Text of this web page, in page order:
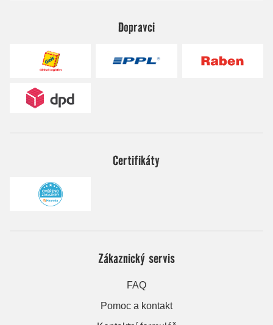
Dopravci
Certifikáty
Zákaznický servis
FAQ
Pomoc a kontakt